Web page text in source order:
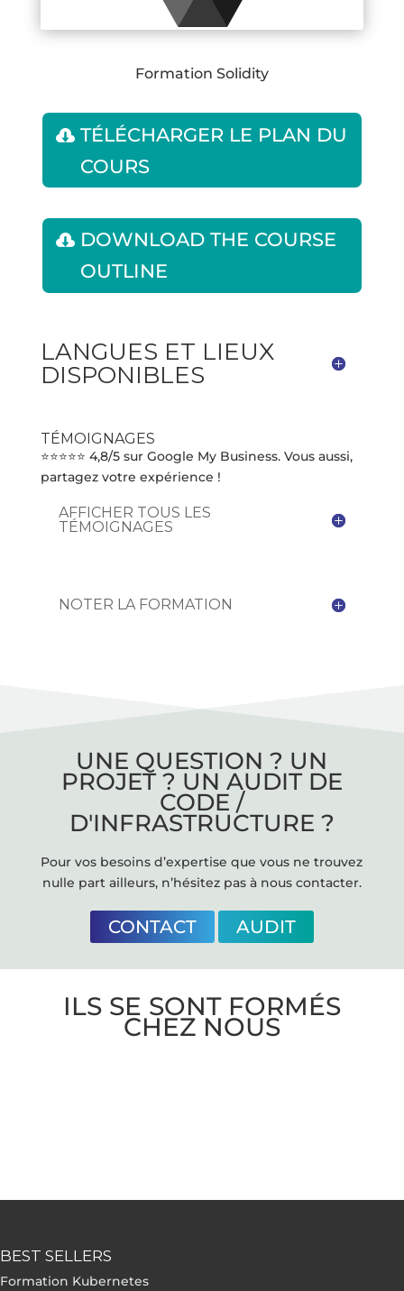
Formation Solidity
TÉLÉCHARGER LE PLAN DU
COURS
DOWNLOAD THE COURSE
OUTLINE
LANGUES ET LIEUX
DISPONIBLES
TÉMOIGNAGES
⭐⭐⭐⭐⭐ 4,8/5 sur Google My Business. Vous aussi,
partagez votre expérience !
AFFICHER TOUS LES
TÉMOIGNAGES
NOTER LA FORMATION
UNE QUESTION ? UN
PROJET ? UN AUDIT DE
CODE /
D'INFRASTRUCTURE ?
Pour vos besoins d’expertise que vous ne trouvez
nulle part ailleurs, n’hésitez pas à nous contacter.
CONTACT AUDIT
ILS SE SONT FORMÉS
CHEZ NOUS
BEST SELLERS
Formation Kubernetes